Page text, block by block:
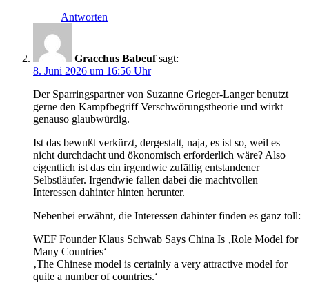
Antworten
Gracchus Babeuf sagt:
8. Juni 2026 um 16:56 Uhr
Der Sparringspartner von Suzanne Grieger-Langer benutzt
gerne den Kampfbegriff Verschwörungstheorie und wirkt
genauso glaubwürdig.
Ist das bewußt verkürzt, dergestalt, naja, es ist so, weil es
nicht durchdacht und ökonomisch erforderlich wäre? Also
eigentlich ist das ein irgendwie zufällig entstandener
Selbstläufer. Irgendwie fallen dabei die machtvollen
Interessen dahinter hinten herunter.
Nebenbei erwähnt, die Interessen dahinter finden es ganz toll:
WEF Founder Klaus Schwab Says China Is ‚Role Model for
Many Countries‘
‚The Chinese model is certainly a very attractive model for
quite a number of countries.‘